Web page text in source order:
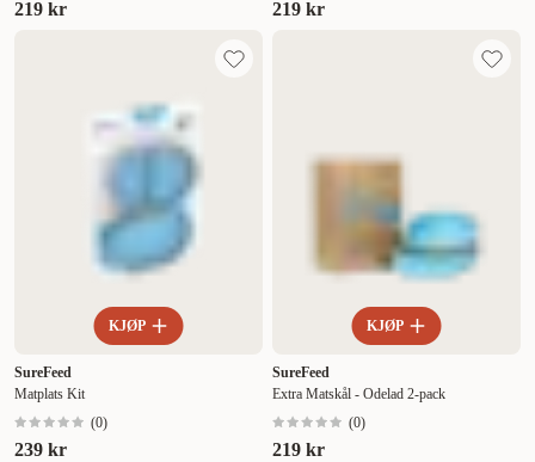
219 kr 219 kr
KJØP
SureFeed
Matplats Kit
(0)
239 kr
KJØP
SureFeed
Extra Matskål - Odelad 2-pack
(0)
219 kr